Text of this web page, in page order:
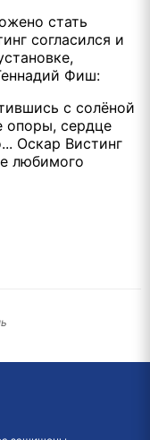
стать
согласился и
Фиш:
с солёной
опоры, сердце
Оскар Вистинг
любимого